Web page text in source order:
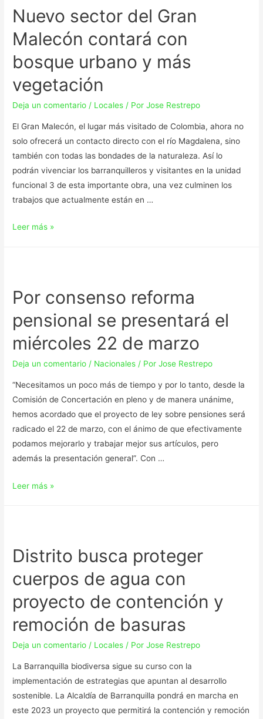
Nuevo sector del Gran
Malecón contará con
bosque urbano y más
vegetación
Deja un comentario / Locales / PorJose Restrepo
El Gran Malecón, el lugar más visitado de Colombia, ahora no
solo ofrecerá un contacto directo con el río Magdalena, sino
también con todas las bondades de la naturaleza. Así lo
podrán vivenciar los barranquilleros y visitantes en la unidad
funcional 3 de esta importante obra, una vez culminen los
trabajos que actualmente están en …
Leer más »
Por consenso reforma
pensional se presentará el
miércoles 22 de marzo
Deja un comentario / Nacionales / PorJose Restrepo
“Necesitamos un poco más de tiempo y por lo tanto, desde la
Comisión de Concertación en pleno y de manera unánime,
hemos acordado que el proyecto de ley sobre pensiones será
radicado el 22 de marzo, con el ánimo de que efectivamente
podamos mejorarlo y trabajar mejor sus artículos, pero
además la presentación general”. Con …
Leer más »
Distrito busca proteger
cuerpos de agua con
proyecto de contención y
remoción de basuras
Deja un comentario / Locales / PorJose Restrepo
La Barranquilla biodiversa sigue su curso con la
implementación de estrategias que apuntan al desarrollo
sostenible. La Alcaldía de Barranquilla pondrá en marcha en
este 2023 un proyecto que permitirá la contención y remoción